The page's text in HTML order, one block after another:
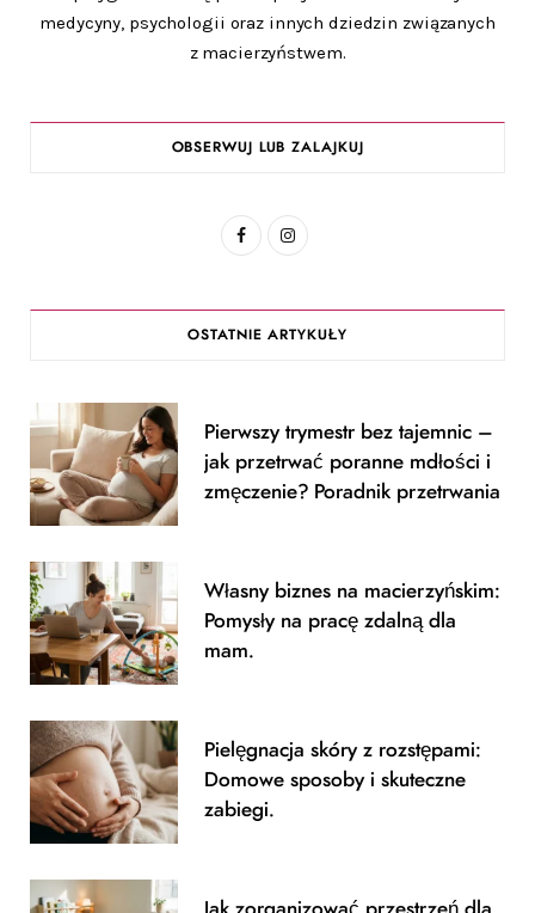
medycyny, psychologii oraz innych dziedzin związanych
z macierzyństwem.
OBSERWUJ LUB ZALAJKUJ
F
c
o
I
s
g
OSTATNIE ARTYKUŁY
Pierwszy trymestr bez tajemnic –
jak przetrwać poranne mdłości i
zmęczenie? Poradnik przetrwania
Własny biznes na macierzyńskim:
Pomysły na pracę zdalną dla
mam.
Pielęgnacja skóry z rozstępami:
Domowe sposoby i skuteczne
zabiegi.
Jak zorganizować przestrzeń dla